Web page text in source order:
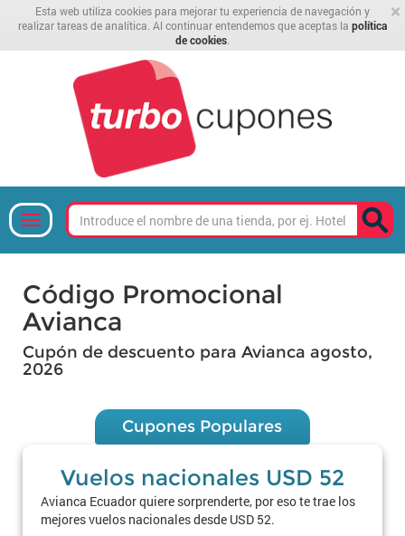
×
Esta web utiliza cookies para mejorar tu experiencia de navegación y
realizar tareas de analítica. Al continuar entendemos que aceptas la política
de cookies
Código Promocional
Avianca
Cupón de descuento para Avianca agosto,
2026
Cupones Populares
Vuelos nacionales USD 52
Avianca Ecuador quiere sorprenderte, por eso te trae los
mejores vuelos nacionales desde USD 52.